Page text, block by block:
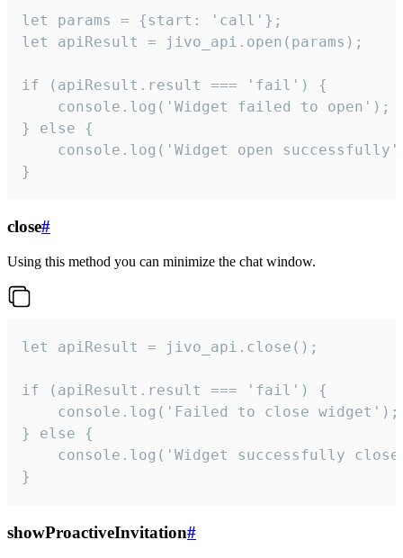
let params = {start: 'call'};
let apiResult = jivo_api.open(params);
if (apiResult.result === 'fail') {
    console.log('Widget failed to open');
} else {
console.log('Widget open
}
close#
Using this method you can minimize the chat window.
let apiResult = jivo_api.close();
if (apiResult.result === 'fail') {
    console.log('Failed to close widget');
} else {
console.log('Widget successfully
}
showProactiveInvitation#